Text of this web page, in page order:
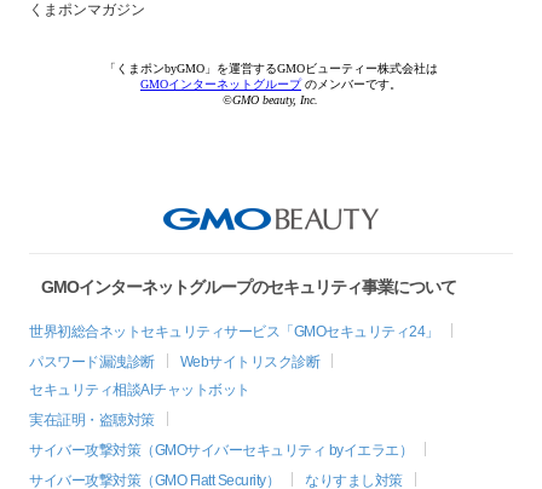
くまポンマガジン
「くまポンbyGMO」を運営するGMOビューティー株式会社は
GMOインターネットグループのメンバーです。
©GMO beauty, Inc.
GMOインターネットグループのセキュリティ事業について
世界初総合ネットセキュリティサービス「GMOセキュリティ24」
パスワード漏洩診断
Webサイトリスク診断
セキュリティ相談AIチャットボット
実在証明・盗聴対策
サイバー攻撃対策（GMOサイバーセキュリティ byイエラエ）
サイバー攻撃対策（GMO Flatt Security）
なりすまし対策